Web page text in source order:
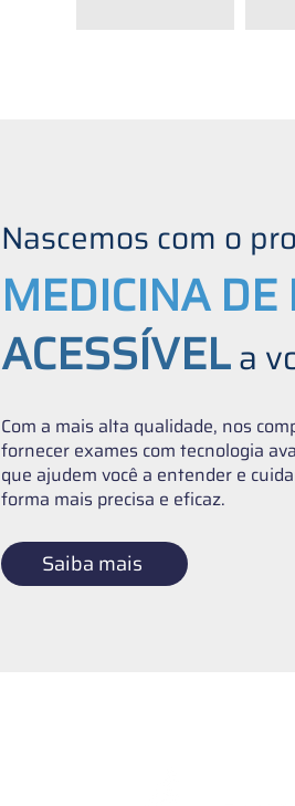
Nascemos com o
MEDICINA DE
ACESSÍVELa
Com a mais alta qualidade, nos
fornecer exames com tecnologia
que ajudem você a entender e
forma mais precisa e eficaz.
Saiba mais